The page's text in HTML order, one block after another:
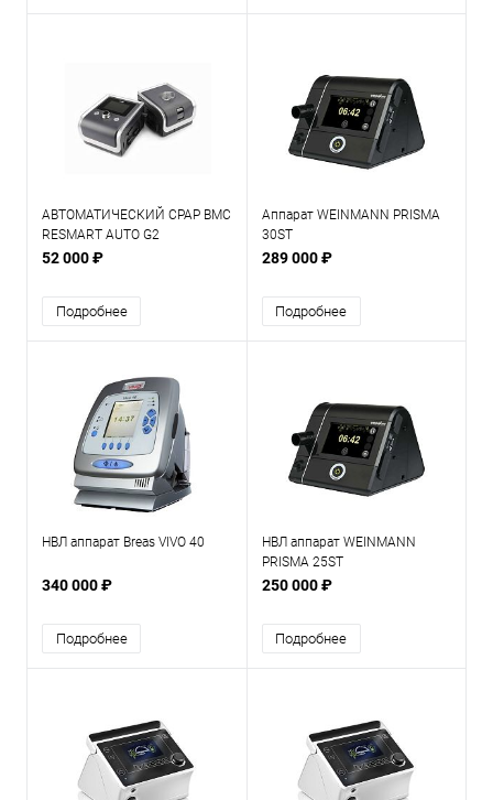
АВТОМАТИЧЕСКИЙ CPAP BMC
RESMART AUTO G2
52 000 ₽
Подробнее
Аппарат WEINMANN PRISMA
30ST
289 000 ₽
Подробнее
НВЛ аппарат Breas VIVO 40
340 000 ₽
Подробнее
НВЛ аппарат WEINMANN
PRISMA 25ST
250 000 ₽
Подробнее